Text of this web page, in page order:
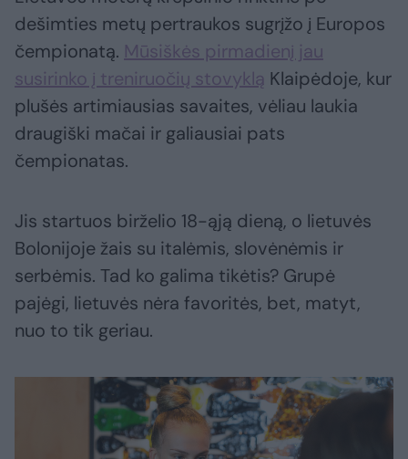
dešimties metų pertraukos sugrįžo į Europos
čempionatą. Mūsiškės pirmadienį jau
susirinko į treniruočių stovyklą Klaipėdoje, kur
plušės artimiausias savaites, vėliau laukia
draugiški mačai ir galiausiai pats
čempionatas.
Jis startuos birželio 18-ąją dieną, o lietuvės
Bolonijoje žais su italėmis, slovėnėmis ir
serbėmis. Tad ko galima tikėtis? Grupė
pajėgi, lietuvės nėra favoritės, bet, matyt,
nuo to tik geriau.